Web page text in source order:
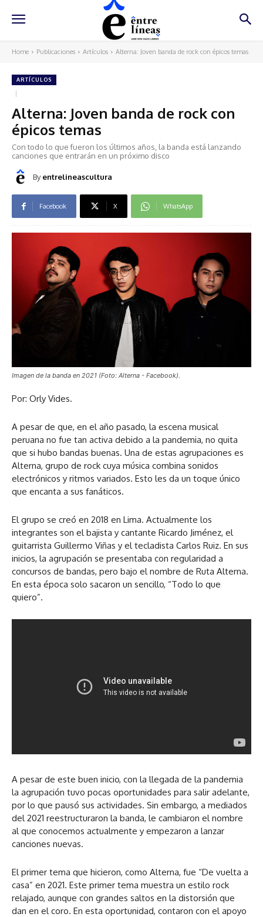
Home Publicaciones Artículos Alterna: Joven banda de rock con épicos temas
ARTÍCULOS
Alterna: Joven banda de rock con
épicos temas
Con todo lo que fueron los últimos años, la banda está lanzando
canciones que entrarán en un próximo disco
By entrelineascultura
Facebook X WhatsApp
Imagen de la banda en 2021 (Foto: Alterna - Facebook).
Por: Orly Vides.
A pesar de que, en el año pasado, la escena musical
peruana no fue tan activa debido a la pandemia, no quita
que si hubo bandas buenas. Una de estas agrupaciones es
Alterna, grupo de rock cuya música combina sonidos
electrónicos y ritmos variados. Esto les da un toque único
que encanta a sus fanáticos.
El grupo se creó en 2018 en Lima. Actualmente los
integrantes son el bajista y cantante Ricardo Jiménez, el
guitarrista Guillermo Viñas y el tecladista Carlos Ruiz. En sus
inicios, la agrupación se presentaba con regularidad a
concursos de bandas, pero bajo el nombre de Ruta Alterna.
En esta época solo sacaron un sencillo, “Todo lo que
quiero”.
A pesar de este buen inicio, con la llegada de la pandemia
la agrupación tuvo pocas oportunidades para salir adelante,
por lo que pausó sus actividades. Sin embargo, a mediados
del 2021 reestructuraron la banda, le cambiaron el nombre
al que conocemos actualmente y empezaron a lanzar
canciones nuevas.
El primer tema que hicieron, como Alterna, fue “De vuelta a
casa” en 2021. Este primer tema muestra un estilo rock
relajado, aunque con grandes saltos en la distorsión que
dan en el coro. En esta oportunidad, contaron con el apoyo